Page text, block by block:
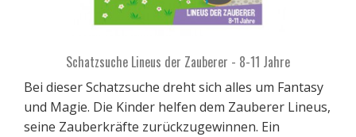
Schatzsuche Lineus der Zauberer - 8-11 Jahre
Bei dieser Schatzsuche dreht sich alles um Fantasy
und Magie. Die Kinder helfen dem Zauberer Lineus,
seine Zauberkräfte zurückzugewinnen. Ein